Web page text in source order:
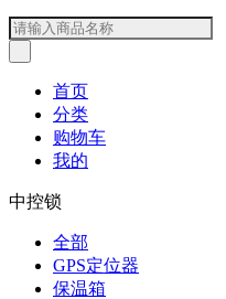
首页
分类
购物车
我的
中控锁
全部
GPS定位器
保温箱